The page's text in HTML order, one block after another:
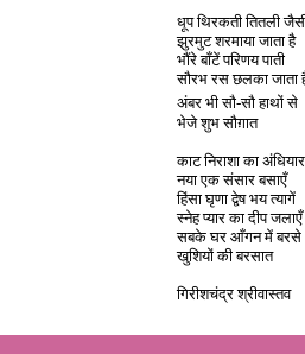
धूप थिरकती तितली
झुरमुट शरमाया जाता है
भौंरे बाँटें परिणय पाती
सौरभ रस छलका जाता
अंबर भी सौ-सौ हाथों से
भेजे शुभ सौग़ात
काट निराशा का
नया एक संसार बसाएँ
हिंसा घृणा द्वेष भय त्यागें
स्नेह प्यार का दीप जलाएँ
सबके घर आँगन में बरसे
खुशियों की बरसात
गिरीशचंद्र श्रीवास्तव